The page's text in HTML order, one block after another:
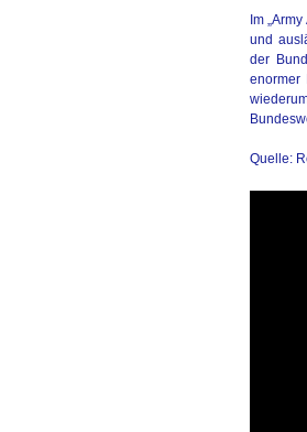
Im
und
der
enormer
Quelle: